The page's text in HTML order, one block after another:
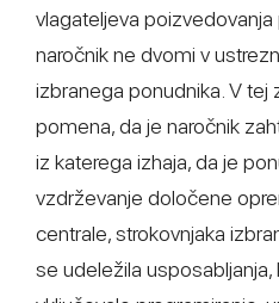
vlagateljeva
naročnik ne dvomi v
izbranega ponudnika. V tej
pomena, da je naročnik
iz katerega izhaja, da je
vzdrževanje določene
centrale, strokovnjaka
se udeležila